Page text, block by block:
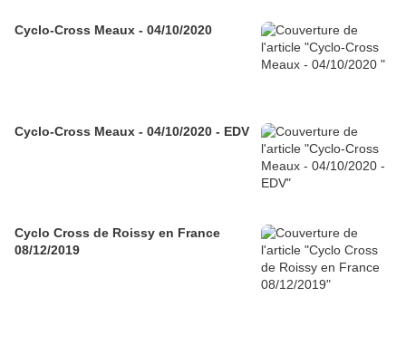
Cyclo-Cross Meaux - 04/10/2020
Cyclo-Cross Meaux - 04/10/2020 - EDV
Cyclo Cross de Roissy en France
08/12/2019